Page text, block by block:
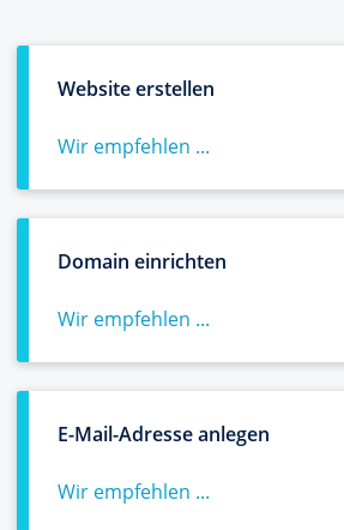
Website erstellen
Wir empfehlen ...
Domain einrichten
Wir empfehlen ...
E-Mail-Adresse anlegen
Wir empfehlen ...